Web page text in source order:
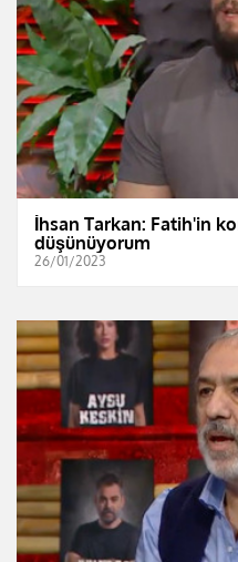
İhsan Tarkan: Fatih'in
düşünüyorum
26/01/2023